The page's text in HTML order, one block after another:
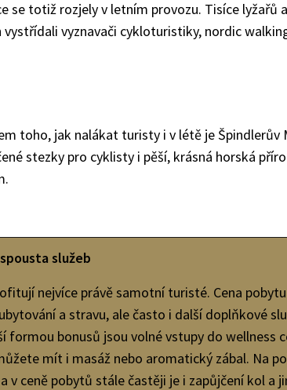
se totiž rozjely v letním provozu. Tisíce lyžařů
vyznavači cykloturistiky, nordic
toho, jak nalákat turisty i v létě je Špindlerův
stezky pro cyklisty i pěší, krásná horská
služeb
nejvíce právě samotní turisté. Cena
a stravu, ale často i další doplňkové
formou bonusů jsou volné vstupy do wellness
mít i masáž nebo aromatický zábal. Na
v ceně pobytů stále častěji je i zapůjčení kol a